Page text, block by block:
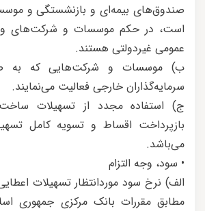
صندوق‌های بیمه‌ای و بازنشستگی و
است، در حکم موسسات و شرکت‌های
عمومی غیردولتی هستند.
ب) موسسات و شرکت‌هایی که به
سرمایه‌گذاران خارجی فعالیت می‌نمایند.
ج) استفاده مجدد از تسهیلات
بازپرداخت اقساط و تسویه کامل
می‌باشد.
• سود، وجه التزام
الف) نرخ سود مورد‌انتظار تسهیلات
مطابق مقررات بانک مرکزی جمهوری